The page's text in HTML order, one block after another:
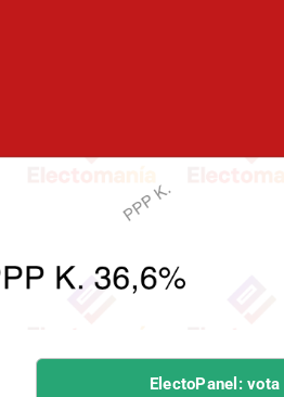
ElectoPanel: vota